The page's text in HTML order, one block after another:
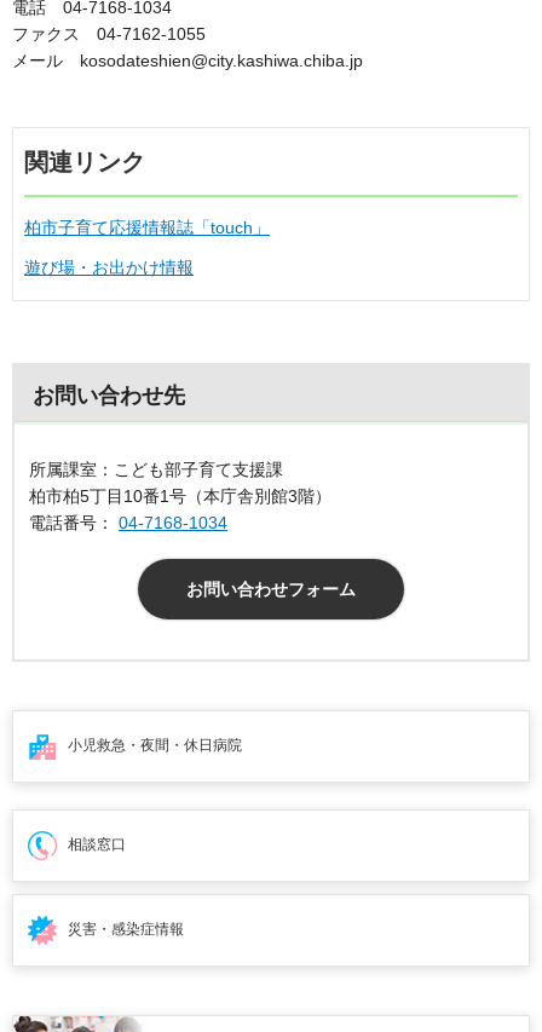
電話 04-7168-1034
ファクス 04-7162-1055
メール kosodateshien@city.kashiwa.chiba.jp
関連リンク
柏市子育て応援情報誌「touch」
遊び場・お出かけ情報
お問い合わせ先
所属課室：こども部子育て支援課
柏市柏5丁目10番1号（本庁舎別館3階）
電話番号：
04-7168-1034
お問い合わせフォーム
小児救急・夜間・ 休日病院
相談窓口
災害・感染症情報